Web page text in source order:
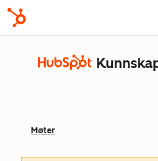
Møter